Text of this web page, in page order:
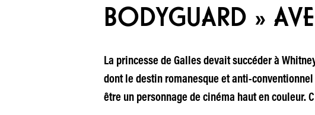
BODYGUARD »
La princesse de Galles devait succéder à
dont le destin romanesque et anti-
être un personnage de cinéma haut en couleur.